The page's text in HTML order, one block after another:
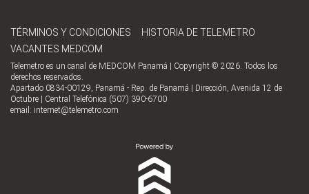
TÉRMINOS Y CONDICIONES
HISTORIA DE TELEMETRO
VACANTES MEDCOM
Telemetro es un canal de MEDCOM Panamá | Copyright © 2026. Todos los
derechos reservados.
Apartado 0834-00129, Panamá - Rep. de Panamá | Dirección, Avenida 12 de
Octubre | Central Telefónica (507) 390-6700
email: internet@telemetro.com